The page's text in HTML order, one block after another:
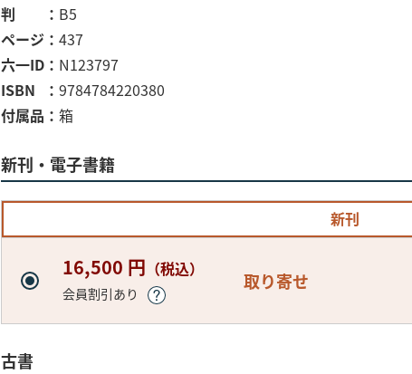
判
B5
ページ
437
六一ID
N123797
ISBN
9784784220380
付属品
箱
新刊・電子書籍
新刊
16,500 円 （税込）
会員割引あり
取り寄せ
古書